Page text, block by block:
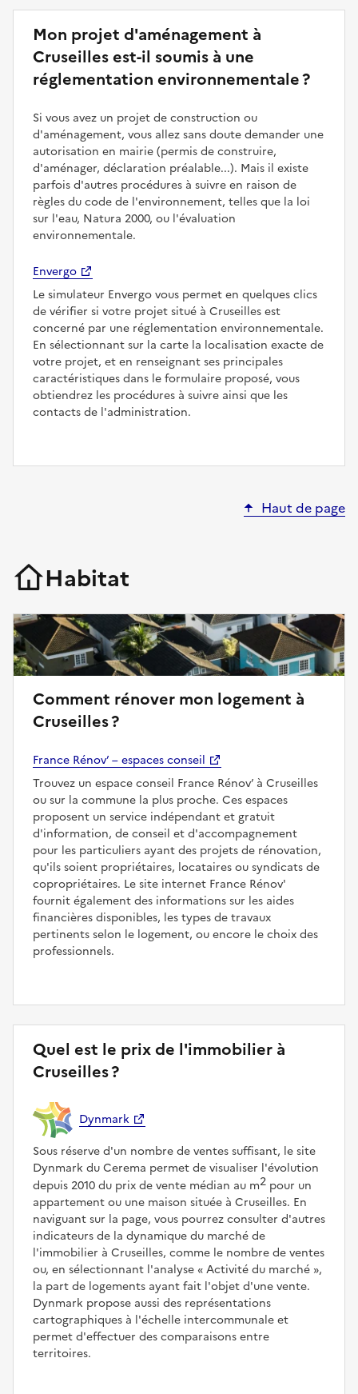
Mon projet d'aménagement à
Cruseilles est-il soumis à une
réglementation environnementale ?
Si vous avez un projet de construction ou
d'aménagement, vous allez sans doute demander une
autorisation en mairie (permis de construire,
d'aménager, déclaration préalable...). Mais il existe
parfois d'autres procédures à suivre en raison de
règles du code de l'environnement, telles que la loi
sur l'eau, Natura 2000, ou l'évaluation
environnementale.
Envergo
Le simulateur Envergo vous permet en quelques clics
de vérifier si votre projet situé à Cruseilles est
concerné par une réglementation environnementale.
En sélectionnant sur la carte la localisation exacte de
votre projet, et en renseignant ses principales
caractéristiques dans le formulaire proposé, vous
obtiendrez les procédures à suivre ainsi que les
contacts de l'administration.
Haut de page
Habitat
Comment rénover mon logement à
Cruseilles ?
France Rénov’ – espaces conseil
Trouvez un espace conseil France Rénov’ à Cruseilles
ou sur la commune la plus proche. Ces espaces
proposent un service indépendant et gratuit
d'information, de conseil et d'accompagnement
pour les particuliers ayant des projets de rénovation,
qu'ils soient propriétaires, locataires ou syndicats de
copropriétaires. Le site internet France Rénov'
fournit également des informations sur les aides
financières disponibles, les types de travaux
pertinents selon le logement, ou encore le choix des
professionnels.
Quel est le prix de l'immobilier à
Cruseilles ?
Dynmark
Sous réserve d'un nombre de ventes suffisant, le site
Dynmark du Cerema permet de visualiser l'évolution
depuis 2010 du prix de vente médian au m2 pour un
appartement ou une maison située à Cruseilles. En
naviguant sur la page, vous pourrez consulter d'autres
indicateurs de la dynamique du marché de
l'immobilier à Cruseilles, comme le nombre de ventes
ou, en sélectionnant l'analyse
Activité du marché ,
la part de logements ayant fait l'objet d'une vente.
Dynmark propose aussi des représentations
cartographiques à l'échelle intercommunale et
permet d'effectuer des comparaisons entre
territoires.